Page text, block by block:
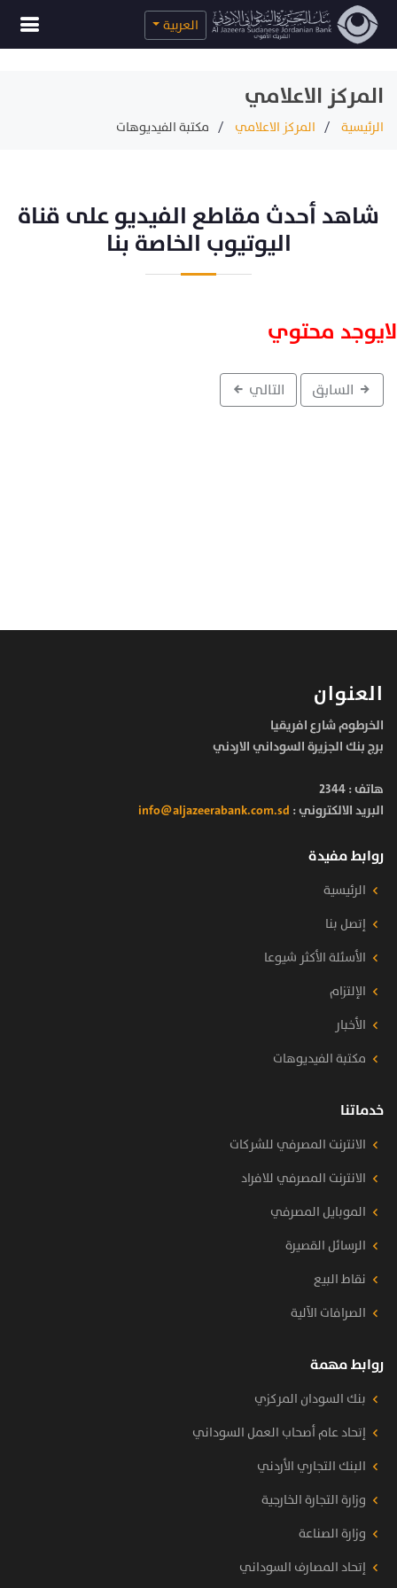
العربية
المركز الاعلامي
الرئيسية المركز الاعلامي مكتبة الفيديوهات
شاهد أحدث مقاطع الفيديو على قناة
اليوتيوب الخاصة بنا
لايوجد محتوي
السابق التالي
العنوان
الخرطوم شارع افريقيا
برج بنك الجزيرة السوداني الاردني
هاتف :2344
البريد الالكتروني : info@aljazeerabank.com.sd
روابط مفيدة
الرئيسية
إتصل بنا
الأسئلة الأكثر شيوعا
الإلتزام
الأخبار
مكتبة الفيديوهات
خدماتنا
الانترنت المصرفي للشركات
الانترنت المصرفي للافراد
الموبايل المصرفي
الرسائل القصيرة
نقاط البيع
الصرافات الآلية
روابط مهمة
بنك السودان المركزي
إتحاد عام أصحاب العمل السوداني
البنك التجاري الأردني
وزارة التجارة الخارجية
وزارة الصناعة
إتحاد المصارف السوداني